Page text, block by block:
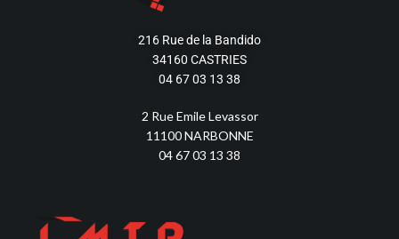
216 Rue de la Bandido
34160 CASTRIES
04 67 03 13 38
2 Rue Emile Levassor
11100 NARBONNE
04 67 03 13 38